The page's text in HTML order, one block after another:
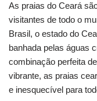
As praias do Ceará
visitantes de todo o
Brasil, o estado do
banhada pelas águas
combinação perfeita
vibrante, as praias
e inesquecível para